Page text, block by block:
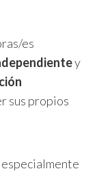
es
y
sus propios
especialmente